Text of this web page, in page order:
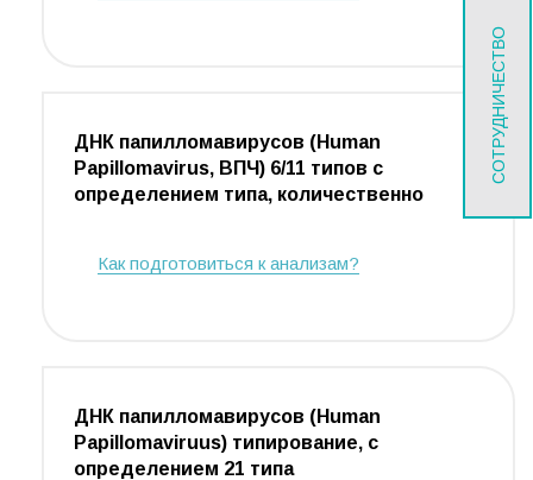
ДНК папилломавирусов (Human
Papillomavirus, ВПЧ) 6/11 типов с
определением типа, количественно
Как подготовиться к анализам?
ДНК папилломавирусов (Human
Papillomaviruus) типирование, с
определением 21 типа
СОТРУДНИЧЕСТВО